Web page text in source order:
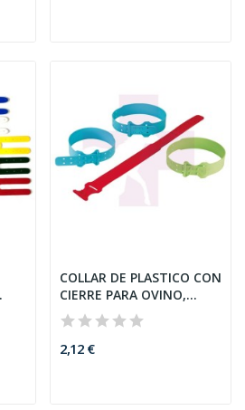
COLLAR DE PLASTICO CON
CIERRE PARA OVINO,
56CM,...
2,12 €